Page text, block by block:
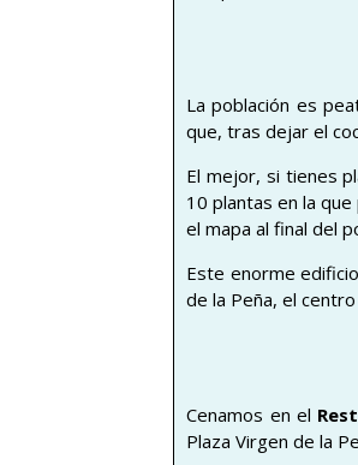
La población es
que, tras dejar el
El mejor, si tienes
10 plantas en la
el mapa al final del
Este enorme
de la Peña, el
Cenamos en el
Plaza Virgen de la